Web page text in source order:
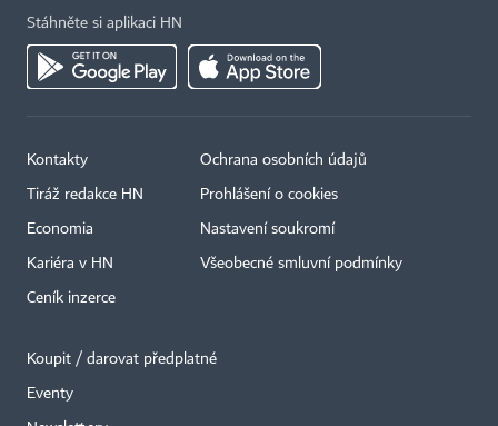
Stáhněte si aplikaci HN
Kontakty
Tiráž redakce HN
Economia
Kariéra v HN
Ceník inzerce
Ochrana osobních údajů
Prohlášení o cookies
Nastavení soukromí
Všeobecné smluvní podmínky
Koupit / darovat předplatné
Eventy